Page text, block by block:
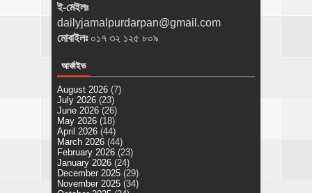
ই-মেইলঃ
dailyjamalpurdarpan@gmail.com
মোবাইলঃ ০১৭ ৩২ ১২৫ ৮০৯
আর্কাইভ
August 2026 (7)
July 2026 (23)
June 2026 (26)
May 2026 (18)
April 2026 (44)
March 2026 (44)
February 2026 (23)
January 2026 (24)
December 2025 (29)
November 2025 (34)